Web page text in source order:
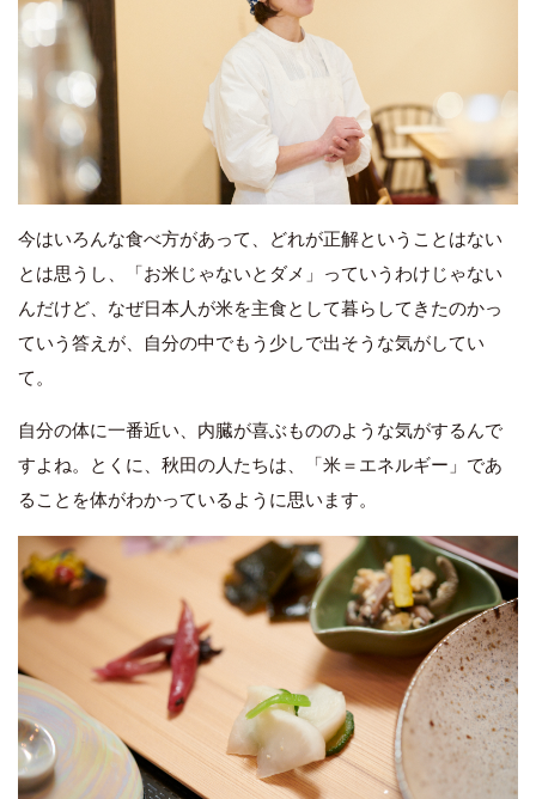
今はいろんな食べ方があって、どれが正解ということはない
とは思うし、「お米じゃないとダメ」っていうわけじゃない
んだけど、なぜ日本人が米を主食として暮らしてきたのかっ
ていう答えが、自分の中でもう少しで出そうな気がしてい
て。
自分の体に一番近い、内臓が喜ぶもののような気がするんで
すよね。とくに、秋田の人たちは、「米＝エネルギー」であ
ることを体がわかっているように思います。